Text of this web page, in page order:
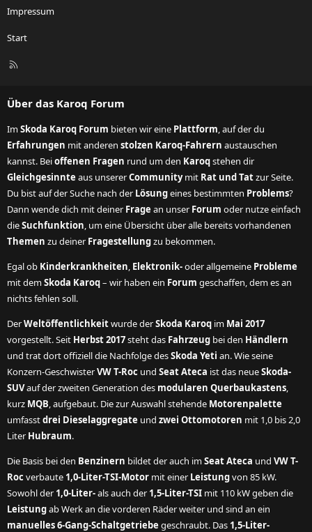
Impressum
Start
R
Über das Karoq Forum
ImSkoda Karoq Forum bieten wir eine Plattform, auf der du
Erfahrungen mit anderen stolzen Karoq-Fahrern austauschen
kannst. Beioffenen Fragen rund um den Karoqstehen dir
Gleichgesinnte aus unsererCommunitymit Rat und Tatzur Seite.
Du bist auf der Suche nach der Lösungeines bestimmten Problems?
Dann wende dich mit deiner Frage an unser Forum oder nutze einfach
dieSuchfunktion, um eine Übersicht über alle bereits vorhandenen
Themen zu deiner Fragestellungzu bekommen.
Egal ob Kinderkrankheiten, Elektronik-oder allgemeine Probleme
mit demSkoda Karoq– wir haben ein Forum geschaffen, dem es an
nichts fehlen soll.
DerWeltöffentlichkeitwurde derSkoda Karoq im Mai 2017
vorgestellt. Seit Herbst 2017steht das Fahrzeug bei den Händlern
und trat dort offiziell die Nachfolge desSkoda Yeti an. Wie seine
Konzern-GeschwisterVW T-Roc und Seat Ateca ist das neueSkoda-
SUVauf der zweiten Generation des modularen Querbaukastens,
kurz MQB, aufgebaut. Die zur Auswahl stehende Motorenpalette
umfasstdrei Dieselaggregate und zwei Ottomotoren mit 1,0 bis 2,0
Liter Hubraum.
Die Basis bei den Benzinern bildet der auch imSeat Ateca und VW T-
Rocverbaute 1,0-Liter-TSI-Motor mit einer Leistungvon 85 kW.
Sowohl der 1,0-Liter-als auch der 1,5-Liter-TSI mit 110 kW geben die
Leistungab Werk an die vorderen Räder weiter und sind an ein
manuelles 6-Gang-Schaltgetriebe geschraubt. Das 1,5-Liter-